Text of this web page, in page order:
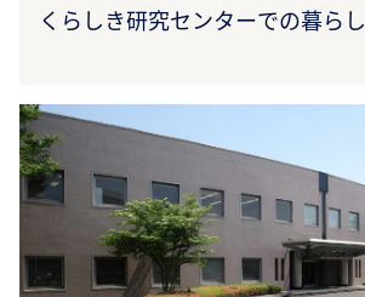
くらしき研究センターでの暮らし